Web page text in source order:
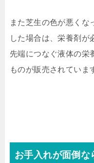
また芝生の色が悪くな
した場合は、栄養剤が
先端につなぐ液体の栄
ものが販売されていま
お手入れが面倒な